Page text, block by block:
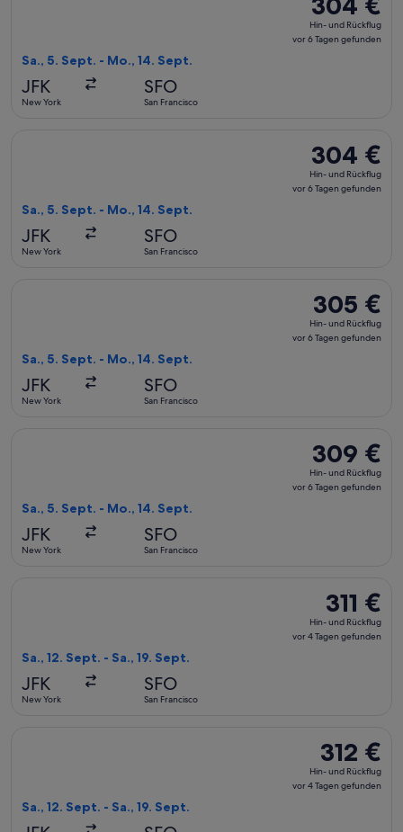
Hin-
und
Hin- und Rückflug
vor 6 Tagen gefunden
Sa., 5. Sept. - Mo., 14. Sept.
JFK
New York
SFO
San Francisco
304 €
Hin-
und
304 €
Hin- und Rückflug
vor 6 Tagen gefunden
Sa., 5. Sept. - Mo., 14. Sept.
JFK
New York
SFO
San Francisco
305 €
Hin-
und
305 €
Hin- und Rückflug
vor 6 Tagen gefunden
Sa., 5. Sept. - Mo., 14. Sept.
JFK
New York
SFO
San Francisco
309 €
Hin-
und
309 €
Hin- und Rückflug
vor 6 Tagen gefunden
Sa., 5. Sept. - Mo., 14. Sept.
JFK
New York
SFO
San Francisco
311 €
Hin-
und
311 €
Hin- und Rückflug
vor 4 Tagen gefunden
Sa., 12. Sept. - Sa., 19. Sept.
JFK
New York
SFO
San Francisco
312 €
Hin-
und
312 €
Hin- und Rückflug
vor 4 Tagen gefunden
Sa., 12. Sept. - Sa., 19. Sept.